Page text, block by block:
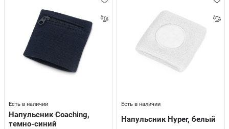
Есть в наличии
Напульсник Coaching,
темно-синий
Есть в наличии
Напульсник Hyper, белый